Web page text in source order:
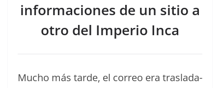
informaciones de un sitio a
otro del Imperio Inca
Mucho más tarde, el correo era traslada­